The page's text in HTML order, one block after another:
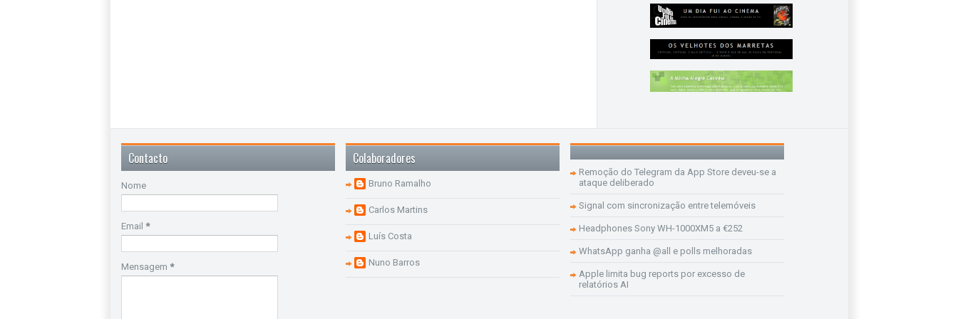
Contacto
Nome
Email *
Mensagem *
Colaboradores
Bruno Ramalho
Carlos Martins
Luís Costa
Nuno Barros
Remoção do Telegram da App Store deveu-se a
ataque deliberado
Signal com sincronização entre telemóveis
Headphones Sony WH-1000XM5 a €252
WhatsApp ganha @all e polls melhoradas
Apple limita bug reports por excesso de
relatórios AI